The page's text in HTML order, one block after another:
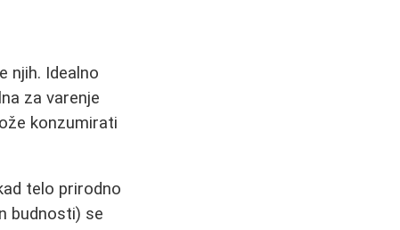
njih. Idealno
za varenje
konzumirati
telo prirodno
budnosti) se